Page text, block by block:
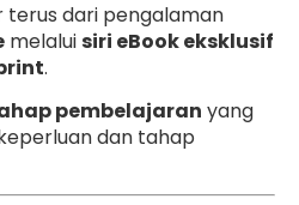
terus dari pengalaman
melaluisiri eBook eksklusif
.
pembelajaran yang
dan tahap